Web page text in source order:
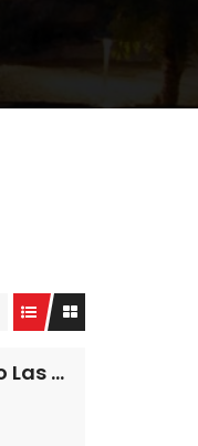
En Venta departamento de 1 dormitorio en Edificio Washington Park, Barrio Las Mercedes, Asunción-Paraguay